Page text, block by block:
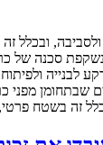
ובכלל
סכנה של
לבנייה
שבתחומן מפני
זה בשטח